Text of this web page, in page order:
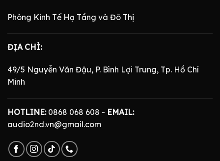
Phòng Kinh Tế Hạ Tầng và Đô Thị
ĐỊA CHỈ:
49/5 Nguyễn Văn Đậu, P. Bình Lợi Trung, Tp. Hồ Chí
Minh
HOTLINE:0868 068 608 - EMAIL:
audio2nd.vn@gmail.com